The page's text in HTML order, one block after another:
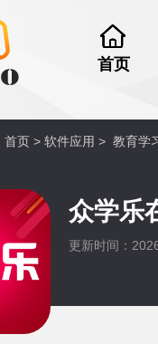
首页
首页 > 软件应用 > 教育学
众学乐
更新时间：